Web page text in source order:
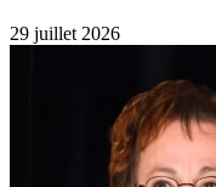
29 juillet 2026